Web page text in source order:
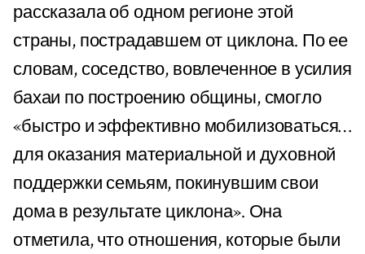
рассказала об одном регионе этой
страны, пострадавшем от циклона. По ее
словам, соседство, вовлеченное в усилия
бахаи по построению общины, смогло
«быстро и эффективно мобилизоваться…
для оказания материальной и духовной
поддержки семьям, покинувшим свои
дома в результате циклона». Она
отметила, что отношения, которые были